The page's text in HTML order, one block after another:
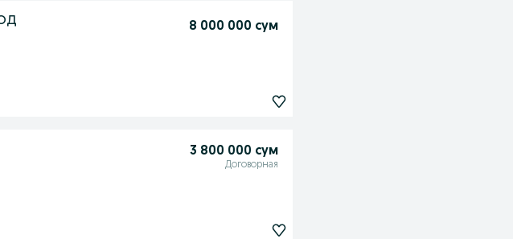
8 000 000 сум
3 800 000 сум
Договорная